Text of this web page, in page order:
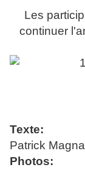
Les
continuer
Texte:
Patrick
Photos: